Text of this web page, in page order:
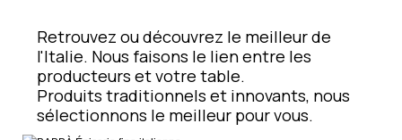
Retrouvez ou découvrez le meilleur de
l'Italie. Nous faisons le lien entre les
producteurs et votre table.
Produits traditionnels et innovants, nous
sélectionnons le meilleur pour vous.